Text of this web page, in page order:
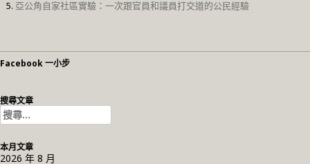
亞公角自家社區實驗：一次跟官員和議員打交道的公民經驗
Facebook 一小步
搜尋文章
搜
尋
關
鍵
本月文章
2026 年 8 月